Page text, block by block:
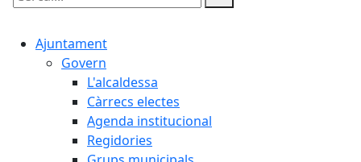
Cercar:
Ajuntament
Govern
L'alcaldessa
Càrrecs electes
Agenda institucional
Regidories